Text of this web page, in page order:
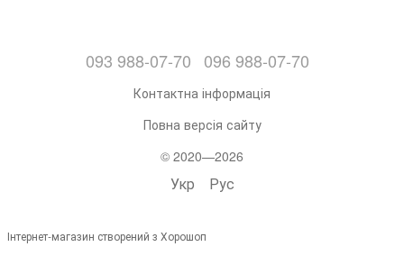
093 988-07-70 096 988-07-70
Контактна інформація
Повна версія сайту
© 2020—2026
Укр Рус
Інтернет-магазин створений з Хорошоп